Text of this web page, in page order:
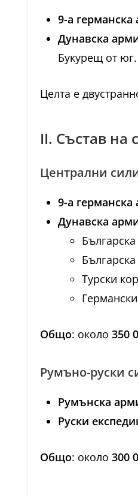
9-а германска
Дунавска
Букурещ от юг.
Целта е
II. Състав на
Централни
9-а германска
Дунавска
Турски
Общо: около 350
Румъно-руски
Румънска
Руски
Общо: около 300